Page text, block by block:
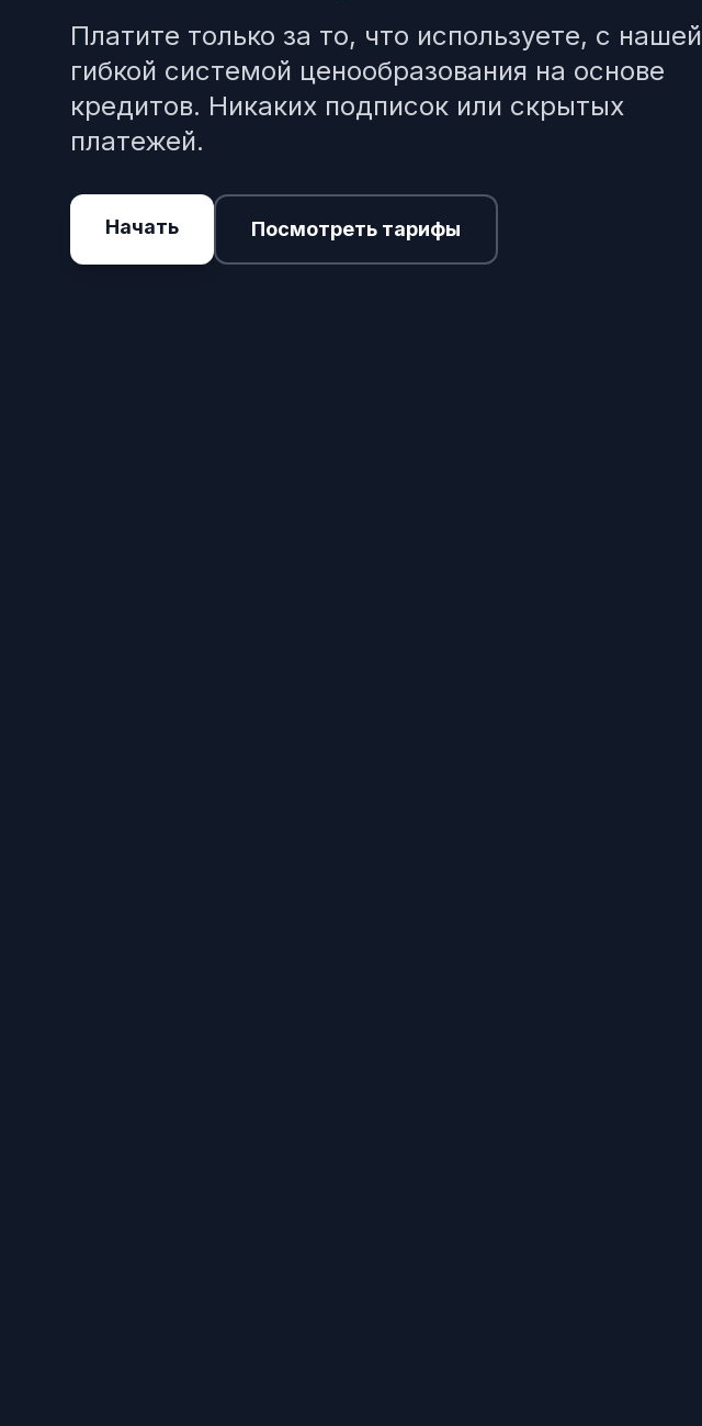
Платите только за то, что используете, с нашей
гибкой системой ценообразования на основе
кредитов. Никаких подписок или скрытых
платежей.
Начать Посмотреть тарифы